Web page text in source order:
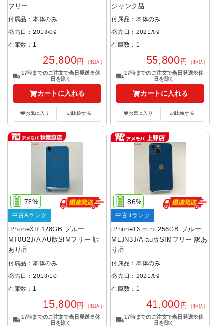
フリー
付属品：本体のみ
発売日：2018/09
在庫数：1
25,800円 （税込）
17時までのご注文で当日発送※休
日を除く
カートに入れる
お気に入り 比較する
ジャンク品
付属品：本体のみ
発売日：2021/09
在庫数：1
55,800円 （税込）
17時までのご注文で当日発送※休
日を除く
カートに入れる
お気に入り 比較する
iPhoneXR 128GB ブルー
MT0U2J/A AU版SIMフリー 訳
あり品
78%
中古Aランク
付属品：本体のみ
発売日：2018/10
在庫数：1
15,800円 （税込）
17時までのご注文で当日発送※休
日を除く
iPhone13 mini 256GB ブルー
MLJN3J/A au版SIMフリー 訳あ
り品
86%
中古Bランク
付属品：本体のみ
発売日：2021/09
在庫数：1
41,000円 （税込）
17時までのご注文で当日発送※休
日を除く